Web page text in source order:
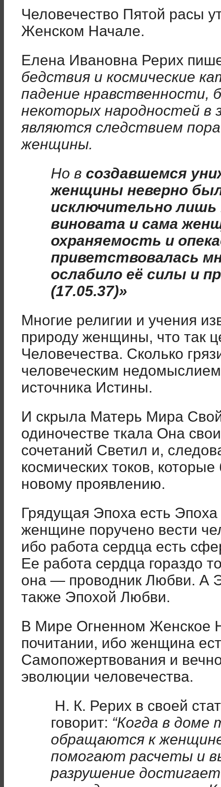
Человечество Пятой расы
Женском Начале.
Елена Ивановна Рерих
бедствия и космические
падение нравственности,
некоторых народностей в
являются следствием
женщины.
Но в создавшемся
женщины неверно
исключительно лишь
виновата и сама
охраняемость и
приветствовалась
ослабило её силы и
(17.05.37)»
Многие религии и учения
природу женщины, что так
Человечества. Сколько
человеческим
источника Истины.
И скрыла Матерь Мира
одиночестве ткала Она
сочетаний Светил и,
космических токов,
новому проявлению.
Грядущая Эпоха есть
женщине поручено вести
ибо работа сердца есть
Ее работа сердца гораздо
она — проводник Любви. А
также Эпохой Любви.
В Мире Огненном Женское
почитании, ибо женщина
Самопожертвования и
эволюции человечества.
Н. К. Рерих в своей
говорит: “Когда в доме
обращаются к
помогают расчеты и
разрушение